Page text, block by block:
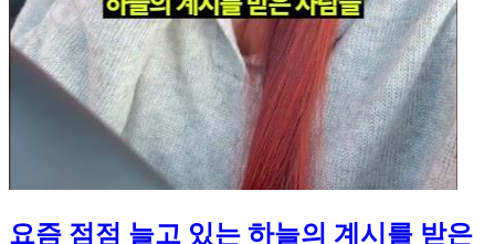
요즘 점점 늘고 있는 하늘의 계시를 받은